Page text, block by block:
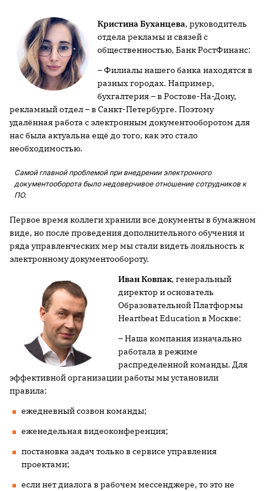
Кристина Буханцева, руководитель
отдела рекламы и связей с
общественностью, Банк РостФинанс:
– Филиалы нашего банка находятся в
разных городах. Например,
бухгалтерия – в Ростове-На-Дону,
рекламный отдел – в Санкт-Петербурге. Поэтому
удалённая работа с электронным документооборотом для
нас была актуальна ещё до того, как это стало
необходимостью.
Самой главной проблемой при внедрении электронного
документооборота было недоверчивое отношение сотрудников к
ПО.
Первое время коллеги хранили все документы в бумажном
виде, но после проведения дополнительного обучения и
ряда управленческих мер мы стали видеть лояльность к
электронному документообороту.
Иван Ковпак, генеральный
директор и основатель
Образовательной Платформы
Heartbeat Education в Москве:
– Наша компания изначально
работала в режиме
распределенной команды. Для
эффективной организации работы мы установили
правила:
ежедневный созвон команды;
еженедельная видеоконференция;
постановка задач только в сервисе управления
проектами;
если нет диалога в рабочем мессенджере, то это не